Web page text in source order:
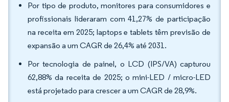
Por tipo de produto, monitores para consumidores e
profissionais lideraram com 41,27% de participação
na receita em 2025; laptops e tablets têm previsão de
expansão a um CAGR de 26,4% até 2031.
Por tecnologia de painel, o LCD (IPS/VA) capturou
62,88% da receita de 2025; o mini-LED / micro-LED
está projetado para crescer a um CAGR de 28,9%.